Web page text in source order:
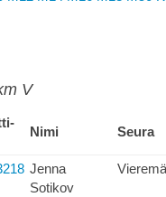
V
Nimi Seura
Jenna
Sotikov